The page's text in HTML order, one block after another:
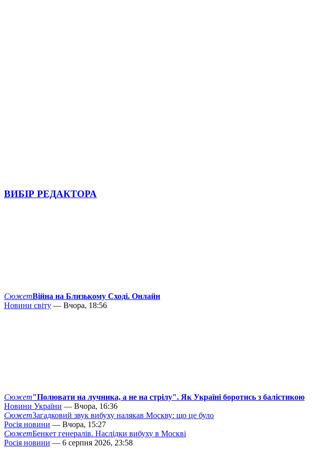
ВИБІР РЕДАКТОРА
СюжетВійна на Близькому Сході. Онлайн
Новини світу — Вчора, 18:56
Сюжет"Полювати на лучника, а не на стрілу". Як Україні боротись з балістикою
Новини України — Вчора, 16:36
СюжетЗагадковий звук вибуху налякав Москву: що це було
Росія новини — Вчора, 15:27
СюжетБенкет генералів. Наслідки вибуху в Москві
Росія новини — 6 серпня 2026, 23:58